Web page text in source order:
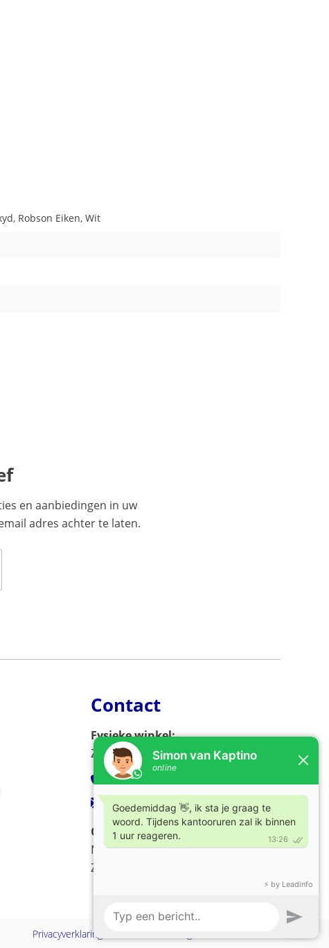
Robson Eiken, Wit
en aanbiedingen in uw
adres achter te laten.
Contact
Fysieke winkel:
Zijlweg 53, 2013 DC Haarlem
023-5326966
verkoop@kaptino.nl
Openingstijden:
Ma - Vr / 09.00 - 17.00
Za / 10.00 - 17.00
Privacyverklaring